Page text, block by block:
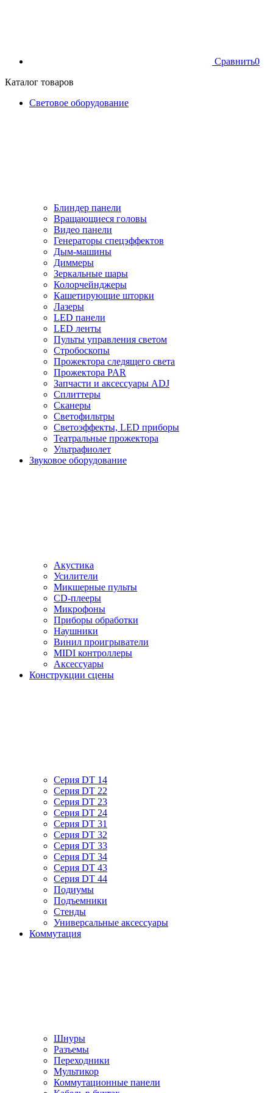
Сравнить0
Каталог товаров
Световое оборудование
Блиндер панели
Вращающиеся головы
Видео панели
Генераторы спецэффектов
Дым-машины
Диммеры
Зеркальные шары
Колорчейнджеры
Кашетирующие шторки
Лазеры
LED панели
LED ленты
Пульты управления светом
Стробоскопы
Прожектора следящего света
Прожектора PAR
Запчасти и аксессуары ADJ
Сплиттеры
Сканеры
Светофильтры
Светоэффекты, LED приборы
Театральные прожектора
Ультрафиолет
Звуковое оборудование
Акустика
Усилители
Микшерные пульты
CD-плееры
Микрофоны
Приборы обработки
Наушники
Винил проигрыватели
MIDI контроллеры
Аксессуары
Конструкции сцены
Серия DT 14
Серия DT 22
Серия DT 23
Серия DT 24
Серия DT 31
Серия DT 32
Серия DT 33
Серия DT 34
Серия DT 43
Серия DT 44
Подиумы
Подъемники
Стенды
Универсальные аксессуары
Коммутация
Шнуры
Разъемы
Переходники
Мультикор
Коммутационные панели